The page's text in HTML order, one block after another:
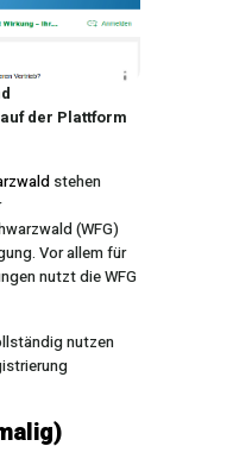
der Plattform
stehen
(WFG)
Vor allem für
nutzt die WFG
nutzen